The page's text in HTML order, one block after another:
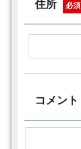
住所 必須
コメント